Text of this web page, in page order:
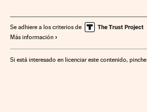
Tecnologías movilidad Tecnología Ciencia
Se adhiere a los criterios de
Más información
Si está interesado en licenciar este contenido, pinche